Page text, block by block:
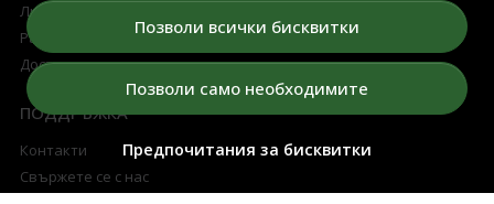
Позволи всички бисквитки
Позволи само необходимите
Предпочитания за бисквитки
Любими продукти
Разплащателни методи
Доставка и връщане
ПОДДРЪЖКА
Контакти
Свържете се с нас